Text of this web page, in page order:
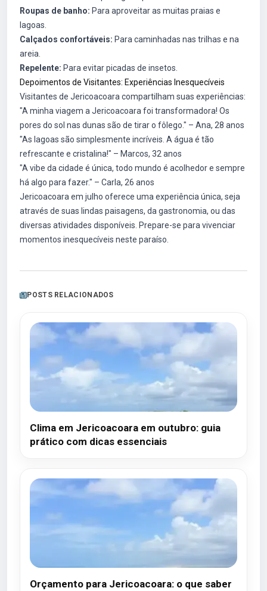
Roupas de banho: Para aproveitar as muitas praias e
lagoas.
Calçados confortáveis: Para caminhadas nas trilhas e na
areia.
Repelente: Para evitar picadas de insetos.
Depoimentos de Visitantes: Experiências Inesquecíveis
Visitantes de Jericoacoara compartilham suas experiências:
"A minha viagem a Jericoacoara foi transformadora! Os
pores do sol nas dunas são de tirar o fôlego." – Ana, 28 anos
"As lagoas são simplesmente incríveis. A água é tão
refrescante e cristalina!" – Marcos, 32 anos
"A vibe da cidade é única, todo mundo é acolhedor e sempre
há algo para fazer." – Carla, 26 anos
Jericoacoara em julho oferece uma experiência única, seja
através de suas lindas paisagens, da gastronomia, ou das
diversas atividades disponíveis. Prepare-se para vivenciar
momentos inesquecíveis neste paraíso.
POSTS RELACIONADOS
Clima em Jericoacoara em outubro: guia
prático com dicas essenciais
Orçamento para Jericoacoara: o que saber